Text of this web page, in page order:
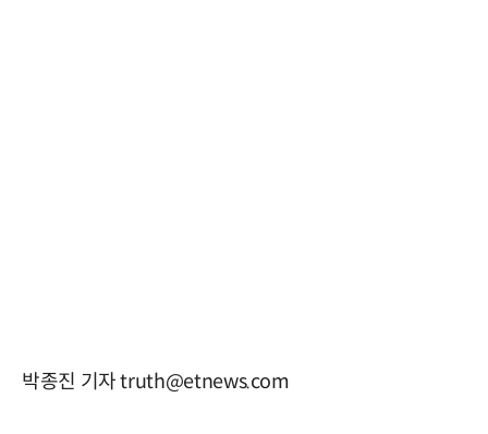
박종진 기자 truth@etnews.com